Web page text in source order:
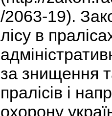
/2063-19).
лісу в
за знищення
пралісів і
охорону